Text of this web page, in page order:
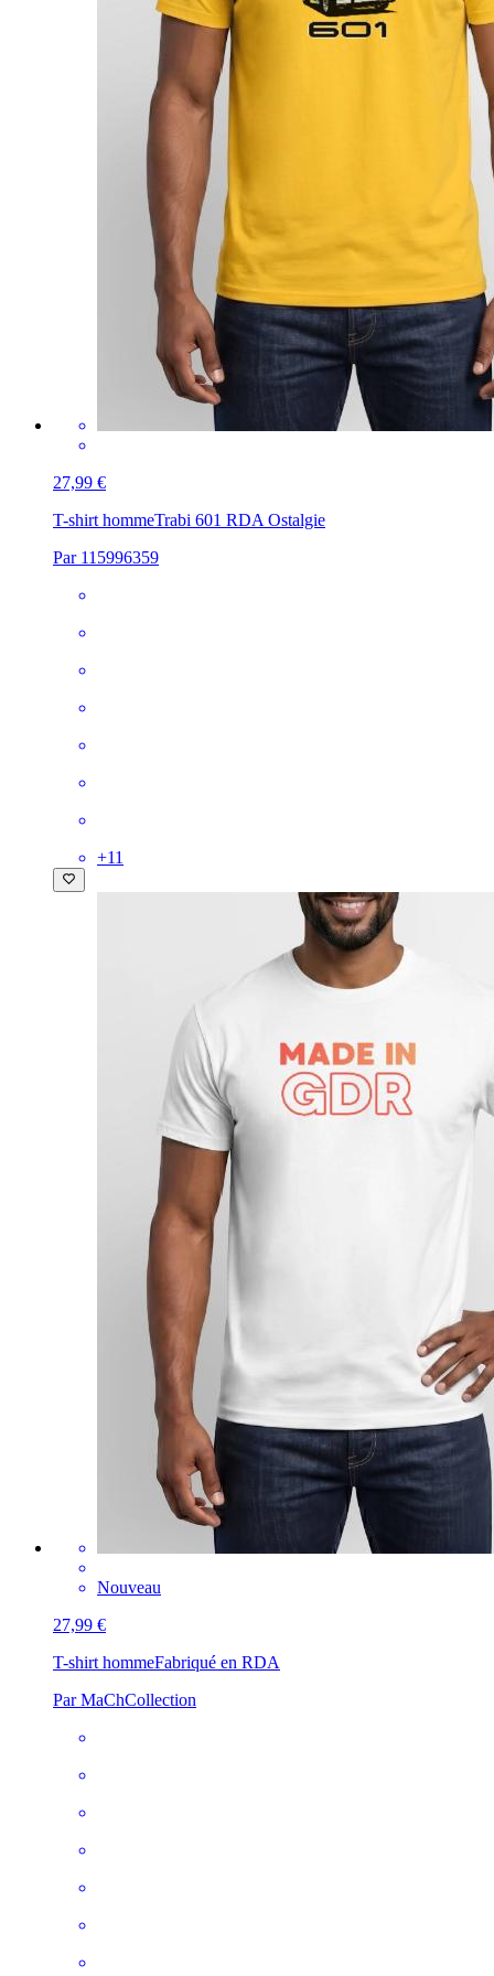
27,99 €
T-shirt hommeTrabi 601 RDA Ostalgie
Par 115996359
+11
Nouveau
27,99 €
T-shirt hommeFabriqué en RDA
Par MaChCollection